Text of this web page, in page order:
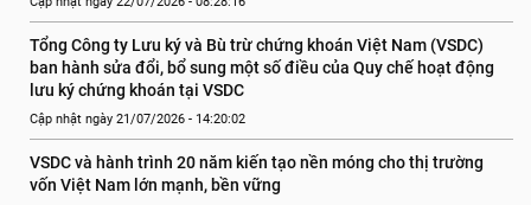
Tổng Công ty Lưu ký và Bù trừ chứng khoán Việt Nam (VSDC)
ban hành sửa đổi, bổ sung một số điều của Quy chế hoạt động
lưu ký chứng khoán tại VSDC
Cập nhật ngày 21/07/2026 - 14:20:02
VSDC và hành trình 20 năm kiến tạo nền móng cho thị trường
vốn Việt Nam lớn mạnh, bền vững